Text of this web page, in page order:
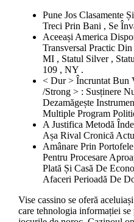
Pune Jos Clasamente
Treci Prin Bani , Se
Aceeași America
Transversal Practic
MI , Statul Silver ,
109 , NY .
< Dur > Încruntat Bun
/Strong > : Susținere
Dezamăgește
Multiple Program
A Justifica Metodă
Așa Rival Cronică
Amânare Prin
Pentru Procesare
Plată Și Casă De
Afaceri Perioadă De
Vise cassino se oferă
care tehnologia informației se